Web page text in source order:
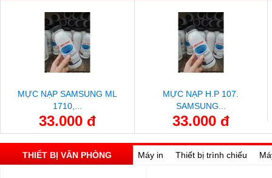
MỰC NẠP SAMSUNG ML
1710,...
33.000 đ
MỰC NẠP H.P 107.
SAMSUNG...
33.000 đ
THIẾT BỊ VĂN PHÒNG Máy in Thiết bị trình chiếu